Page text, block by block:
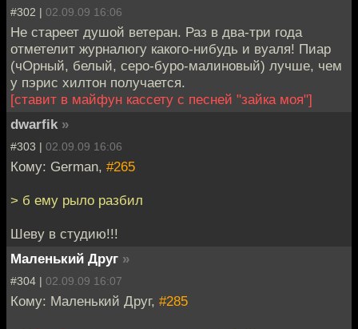
#302 | 02.09.09 16:06
Не стареет душой ветеран. Раз в два-три года
отметелит журналюгу какого-нибудь и вуаля! Пиар
(чОрный, белый, серо-буро-малиновый) лучше, чем
у пэрис хилтон получается.
[ставит в майфун кассету с песней "зайка моя"]
dwarfik »
#303 | 02.09.09 16:06
Кому: German, #265
> б ему рыло разбил
Шеву в студию!!!
Маленький Друг »
#304 | 02.09.09 16:07
Кому: Маленький Друг, #285